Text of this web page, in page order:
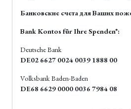
Банковские счета для Ваших
Bank Kontos für Ihre Spenden*:
Deutsche Bank
DE02 6627 0024 0039 1888 00
Volksbank Baden-Baden
DE68 6629 0000 0036 7984 08